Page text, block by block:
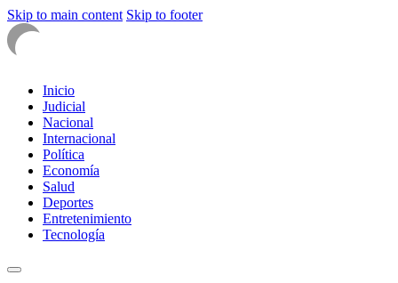
Skip to main content Skip to footer
Inicio
Judicial
Nacional
Internacional
Política
Economía
Salud
Deportes
Entretenimiento
Tecnología